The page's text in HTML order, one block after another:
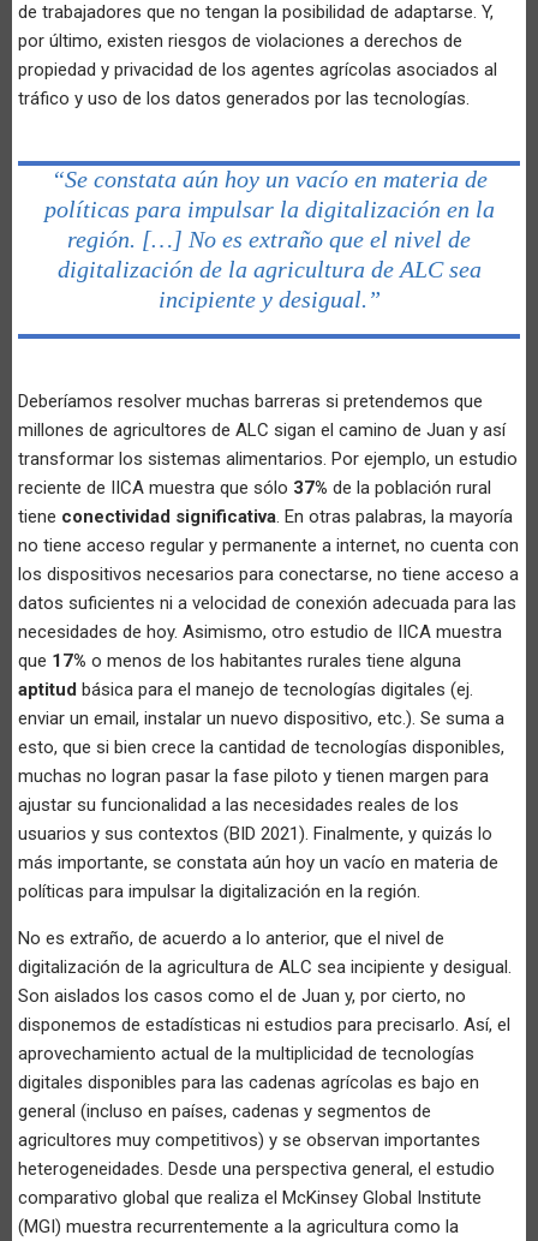
de trabajadores que no tengan la posibilidad de adaptarse. Y,
por último, existen riesgos de violaciones a derechos de
propiedad y privacidad de los agentes agrícolas asociados al
tráfico y uso de los datos generados por las tecnologías.
“Se constata aún hoy un vacío en materia de
políticas para impulsar la digitalización en la
región. […] No es extraño que el nivel de
digitalización de la agricultura de ALC sea
incipiente y desigual.”
Deberíamos resolver muchas barreras si pretendemos que
millones de agricultores de ALC sigan el camino de Juan y así
transformar los sistemas alimentarios. Por ejemplo, un estudio
reciente de IICA muestra que sólo 37% de la población rural
tiene conectividad significativa. En otras palabras, la mayoría
no tiene acceso regular y permanente a internet, no cuenta con
los dispositivos necesarios para conectarse, no tiene acceso a
datos suficientes ni a velocidad de conexión adecuada para las
necesidades de hoy. Asimismo, otro estudio de IICA muestra
que 17% o menos de los habitantes rurales tiene alguna
aptitud básica para el manejo de tecnologías digitales (ej.
enviar un email, instalar un nuevo dispositivo, etc.). Se suma a
esto, que si bien crece la cantidad de tecnologías disponibles,
muchas no logran pasar la fase piloto y tienen margen para
ajustar su funcionalidad a las necesidades reales de los
usuarios y sus contextos (BID 2021). Finalmente, y quizás lo
más importante, se constata aún hoy un vacío en materia de
políticas para impulsar la digitalización en la región.
No es extraño, de acuerdo a lo anterior, que el nivel de
digitalización de la agricultura de ALC sea incipiente y desigual.
Son aislados los casos como el de Juan y, por cierto, no
disponemos de estadísticas ni estudios para precisarlo. Así, el
aprovechamiento actual de la multiplicidad de tecnologías
digitales disponibles para las cadenas agrícolas es bajo en
general (incluso en países, cadenas y segmentos de
agricultores muy competitivos) y se observan importantes
heterogeneidades. Desde una perspectiva general, el estudio
comparativo global que realiza el McKinsey Global Institute
(MGI) muestra recurrentemente a la agricultura como la